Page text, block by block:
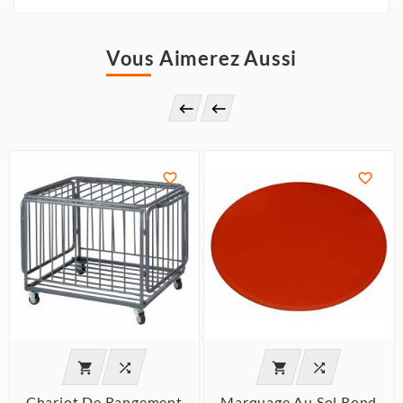
Vous Aimerez Aussi
 

 

 